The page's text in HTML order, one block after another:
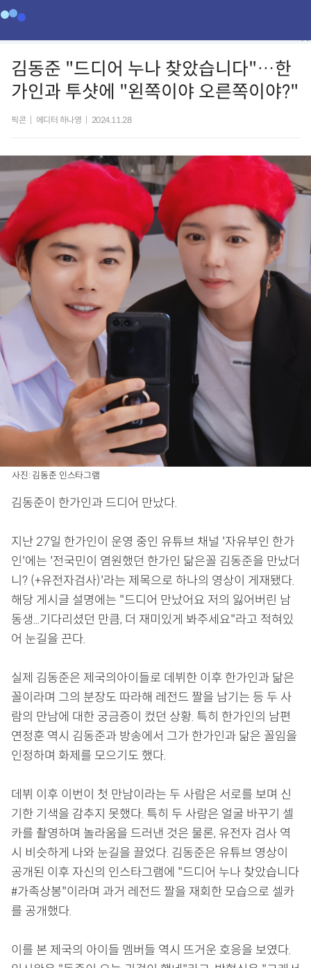
김동준 "드디어 누나 찾았습니다"…한
가인과 투샷에 "왼쪽이야 오른쪽이야?"
픽콘 에디터 하나영 2024.11.28
사진: 김동준 인스타그램
김동준이 한가인과 드디어 만났다.
지난 27일 한가인이 운영 중인 유튜브 채널 '자유부인 한가
인'에는 '전국민이 염원했던 한가인 닮은꼴 김동준을 만났더
니? (+유전자검사)'라는 제목으로 하나의 영상이 게재됐다.
해당 게시글 설명에는 "드디어 만났어요 저의 잃어버린 남
동생...기다리셨던 만큼, 더 재미있게 봐주세요"라고 적혀있
어 눈길을 끈다.
실제 김동준은 제국의아이들로 데뷔한 이후 한가인과 닮은
꼴이라며 그의 분장도 따라해 레전드 짤을 남기는 등 두 사
람의 만남에 대한 궁금증이 컸던 상황. 특히 한가인의 남편
연정훈 역시 김동준과 방송에서 그가 한가인과 닮은 꼴임을
인정하며 화제를 모으기도 했다.
데뷔 이후 이번이 첫 만남이라는 두 사람은 서로를 보며 신
기한 기색을 감추지 못했다. 특히 두 사람은 얼굴 바꾸기 셀
카를 촬영하며 놀라움을 드러낸 것은 물론, 유전자 검사 역
시 비슷하게 나와 눈길을 끌었다. 김동준은 유튜브 영상이
공개된 이후 자신의 인스타그램에 "드디어 누나 찾았습니다
#가족상봉"이라며 과거 레전드 짤을 재회한 모습으로 셀카
를 공개했다.
이를 본 제국의 아이들 멤버들 역시 뜨거운 호응을 보였다.